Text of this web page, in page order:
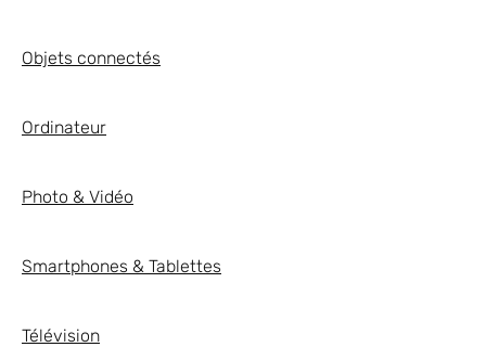
Objets connectés
Ordinateur
Photo & Vidéo
Smartphones & Tablettes
Télévision